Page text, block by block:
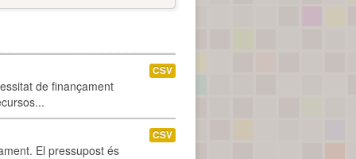
de finançament
CSV
El pressupost és
CSV